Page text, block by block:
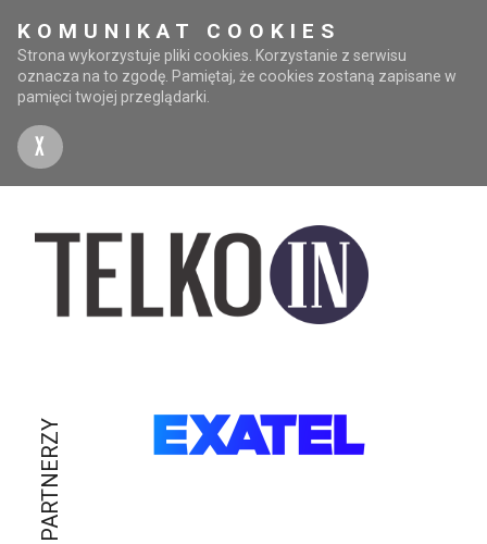
KOMUNIKAT COOKIES
Strona wykorzystuje pliki cookies. Korzystanie z serwisu
oznacza na to zgodę. Pamiętaj, że cookies zostaną zapisane w
pamięci twojej przeglądarki.
X
PARTNERZY